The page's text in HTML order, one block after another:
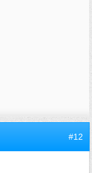
#12